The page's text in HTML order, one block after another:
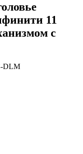
11
с
DLM